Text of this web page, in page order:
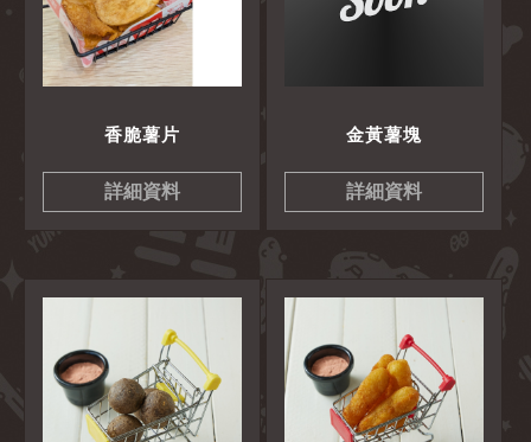
香脆薯片
詳細資料
金黃薯塊
詳細資料